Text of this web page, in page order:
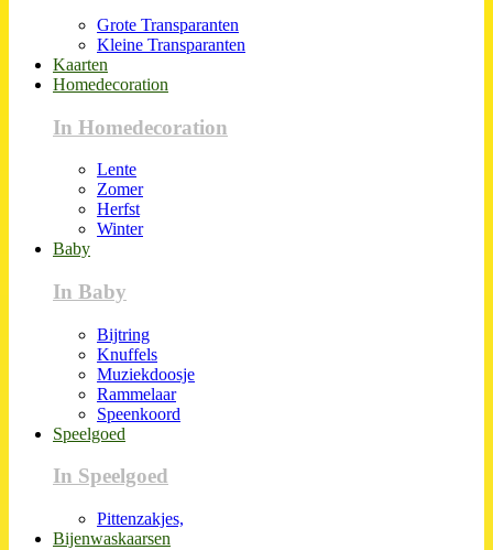
Grote Transparanten
Kleine Transparanten
Kaarten
Homedecoration
In Homedecoration
Lente
Zomer
Herfst
Winter
Baby
In Baby
Bijtring
Knuffels
Muziekdoosje
Rammelaar
Speenkoord
Speelgoed
In Speelgoed
Pittenzakjes,
Bijenwaskaarsen